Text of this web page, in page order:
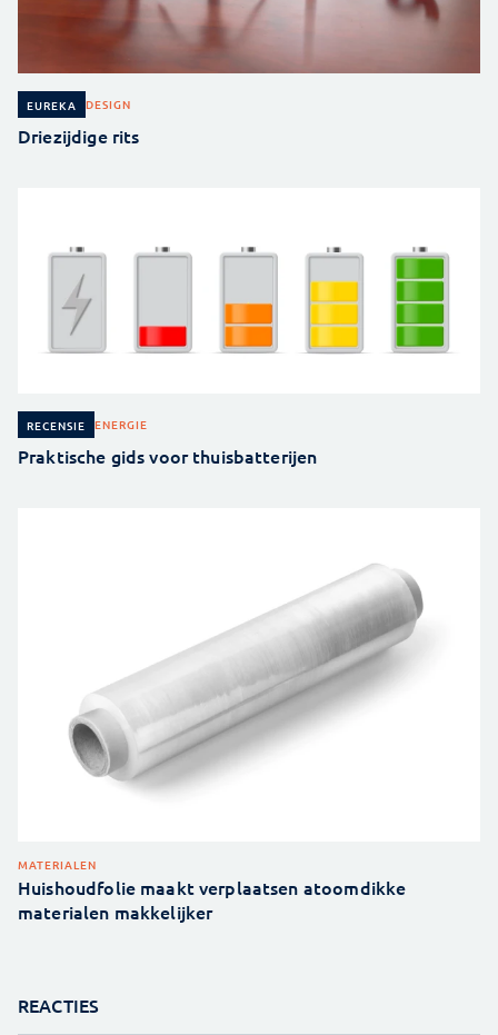
EUREKA DESIGN
Driezijdige rits
RECENSIE ENERGIE
Praktische gids voor thuisbatterijen
MATERIALEN
Huishoudfolie maakt verplaatsen atoomdikke
materialen makkelijker
REACTIES